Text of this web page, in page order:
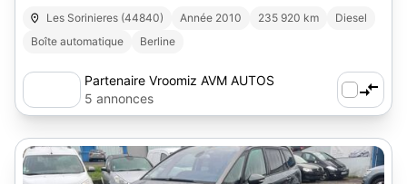
Les Sorinieres (44840) Année 2010 235 920 km
Diesel
Boîte automatique
Berline
Partenaire Vroomiz AVM AUTOS
5 annonces